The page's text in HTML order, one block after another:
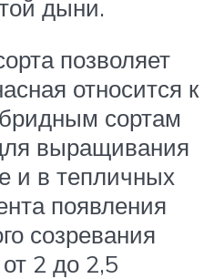
дыни.
позволяет
относится к
сортам
выращивания
и в тепличных
появления
созревания
2 до 2,5